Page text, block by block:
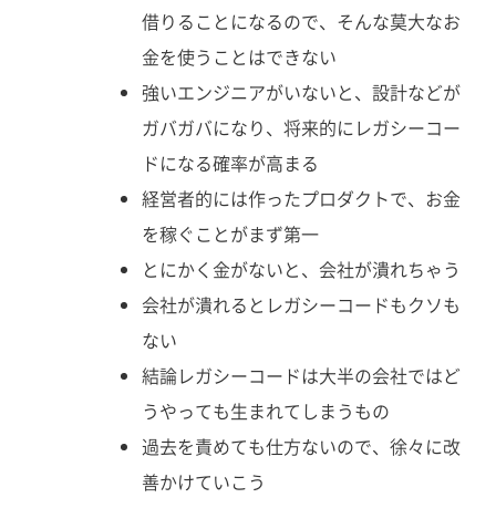
借りることになるので、そんな莫大なお
金を使うことはできない
強いエンジニアがいないと、設計などが
ガバガバになり、将来的にレガシーコー
ドになる確率が高まる
経営者的には作ったプロダクトで、お金
を稼ぐことがまず第一
とにかく金がないと、会社が潰れちゃう
会社が潰れるとレガシーコードもクソも
ない
結論レガシーコードは大半の会社ではど
うやっても生まれてしまうもの
過去を責めても仕方ないので、徐々に改
善かけていこう